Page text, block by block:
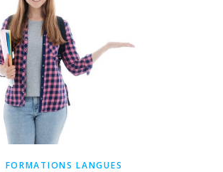
FORMATIONS LANGUES